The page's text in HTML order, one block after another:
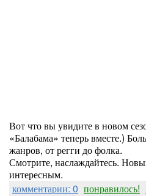
Вот что вы увидите в новом
«Балабама» теперь вместе.)
жанров, от регги до фолка.
Смотрите, наслаждайтесь.
интересным.
комментарии: 0 понравилось!